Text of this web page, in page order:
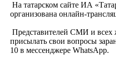
На татарском сайте ИА
организована онлайн-
Представителей СМИ и
присылать свои вопросы
10 в мессенджере WhatsApp.